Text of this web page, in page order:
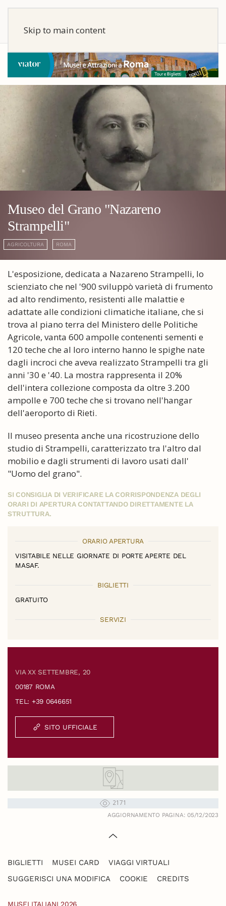
Skip to main content
Museo del Grano "Nazareno
Strampelli"
AGRICOLTURA ROMA
L'esposizione, dedicata a Nazareno Strampelli, lo
scienziato che nel '900 sviluppò varietà di frumento
ad alto rendimento, resistenti alle malattie e
adattate alle condizioni climatiche italiane, che si
trova al piano terra del Ministero delle Politiche
Agricole, vanta 600 ampolle contenenti sementi e
120 teche che al loro interno hanno le spighe nate
dagli incroci che aveva realizzato Strampelli tra gli
anni '30 e '40. La mostra rappresenta il 20%
dell'intera collezione composta da oltre 3.200
ampolle e 700 teche che si trovano nell'hangar
dell'aeroporto di Rieti.
Il museo presenta anche una ricostruzione dello
studio di Strampelli, caratterizzato tra l'altro dal
mobilio e dagli strumenti di lavoro usati dall'
"Uomo del grano".
SI CONSIGLIA DI VERIFICARE LA CORRISPONDENZA DEGLI
ORARI DI APERTURA CONTATTANDO DIRETTAMENTE LA
STRUTTURA.
ORARIO APERTURA
VISITABILE NELLE GIORNATE DI PORTE APERTE DEL
MASAF.
BIGLIETTI
GRATUITO
SERVIZI
VIA XX SETTEMBRE, 20
00187 ROMA
TEL: +39 0646651
SITO UFFICIALE
2171
AGGIORNAMENTO PAGINA: 05/12/2023
BIGLIETTI MUSEI CARD
VIAGGI VIRTUALI
SUGGERISCI UNA MODIFICA
COOKIE CREDITS
MUSEI ITALIANI 2026